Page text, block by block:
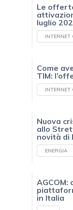
Le
luglio
INTERNET
Come
TIM:
INTERNET
Nuova
allo
novità di
ENERGIA
AGCOM:
in Italia